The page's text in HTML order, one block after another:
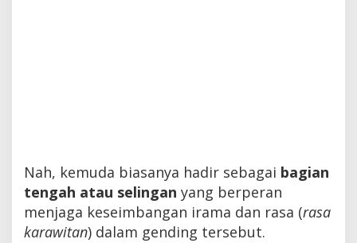
Nah, kemuda biasanya hadir sebagai bagian
tengah atau selingan yang berperan
menjaga keseimbangan irama dan rasa (rasa
karawitan) dalam gending tersebut.